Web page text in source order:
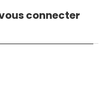
connecter